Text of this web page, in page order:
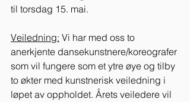
til torsdag 15. mai.
Veiledning: Vi har med oss to
anerkjente dansekunstnere/koreografer
som vil fungere som et ytre øye og tilby
to økter med kunstnerisk veiledning i
løpet av oppholdet. Årets veiledere vil